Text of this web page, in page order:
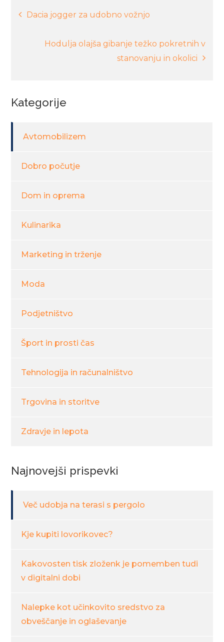
Navigacija
prispevka
Dacia jogger za udobno vožnjo
Hodulja olajša gibanje težko pokretnih v
stanovanju in okolici
Kategorije
Avtomobilizem
Dobro počutje
Dom in oprema
Kulinarika
Marketing in trženje
Moda
Podjetništvo
Šport in prosti čas
Tehnologija in računalništvo
Trgovina in storitve
Zdravje in lepota
Najnovejši prispevki
Več udobja na terasi s pergolo
Kje kupiti lovorikovec?
Kakovosten tisk zloženk je pomemben tudi
v digitalni dobi
Nalepke kot učinkovito sredstvo za
obveščanje in oglaševanje